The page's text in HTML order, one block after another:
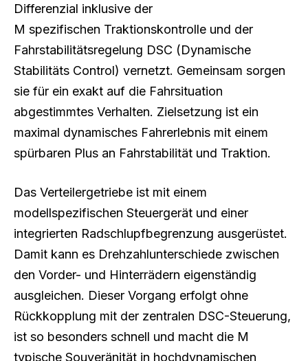
Differenzial inklusive der
M spezifischen Traktionskontrolle und der
Fahrstabilitätsregelung DSC (Dynamische
Stabilitäts Control) vernetzt. Gemeinsam sorgen
sie für ein exakt auf die Fahrsituation
abgestimmtes Verhalten. Zielsetzung ist ein
maximal dynamisches Fahrerlebnis mit einem
spürbaren Plus an Fahrstabilität und Traktion.
Das Verteilergetriebe ist mit einem
modellspezifischen Steuergerät und einer
integrierten Radschlupfbegrenzung ausgerüstet.
Damit kann es Drehzahlunterschiede zwischen
den Vorder- und Hinterrädern eigenständig
ausgleichen. Dieser Vorgang erfolgt ohne
Rückkopplung mit der zentralen DSC-Steuerung,
ist so besonders schnell und macht die M
typische Souveränität in hochdynamischen